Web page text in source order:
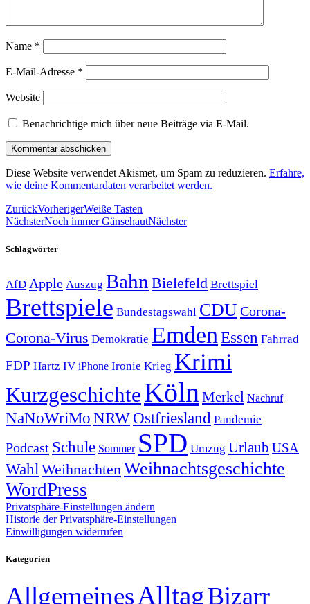
Name *
E-Mail-Adresse *
Website
Benachrichtige mich über neue Beiträge via E-Mail.
Diese Website verwendet Akismet, um Spam zu reduzieren. Erfahre,
wie deine Kommentardaten verarbeitet werden.
ZurückVorherigerWeiße Tasten
NächsterNoch immer GänsehautNächster
Schlagwörter
AfD Apple Auszug Bahn Bielefeld Brettspiel
Brettspiele Bundestagswahl CDUCorona-
Corona-Virus Demokratie Emden Essen Fahrrad
FDP Hartz IV iPhone Ironie Krieg Krimi
KurzgeschichteKöln Merkel Nachruf
NaNoWriMo NRWOstfriesland Pandemie
Podcast Schule Sommer SPD Umzug Urlaub USA
Wahl Weihnachten Weihnachtsgeschichte
WordPress
Privatsphäre-Einstellungen ändern
Historie der Privatsphäre-Einstellungen
Einwilligungen widerrufen
Kategorien
AllgemeinesAlltagBizarr